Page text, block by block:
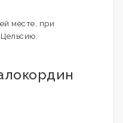
месте, при